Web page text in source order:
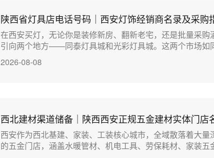
陕西省灯具店电话号码｜西安灯饰经销商名录及采购
在西安买灯，无论你是装修新房、翻新老宅，还是批量采
引向两个地方——同泰灯具城和光彩灯具城。这两个市场如
2026-08-08
西北建材渠道储备｜陕西西安正规五金建材实体门店
西安作为西北基建、家装、工装核心城市，全域散落着大
的五金门店，涵盖水暖管材、机电工具、劳保耗材、家装五